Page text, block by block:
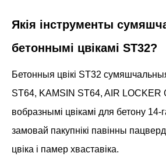
Якія інструменты
бетоннымі цвікамі ST32?
Бетонныя цвікі ST32
ST64, KAMSIN ST64, AIR LOCKER
вобразнымі цвікамі для бетону 14-
замовай пакупнікі павінны
цвіка і памер хваставіка.